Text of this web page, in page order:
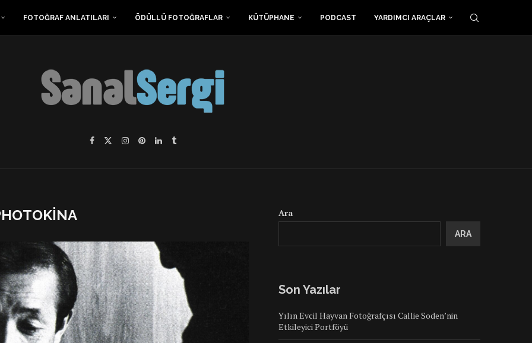
FOTOĞRAF ANLATILARI ÖDÜLLÜ FOTOĞRAFLAR KÜTÜPHANE PODCAST YARDIMCI ARAÇLAR
Ara
ARA
Son Yazılar
Yılın Evcil Hayvan Fotoğrafçısı Callie Soden’nin
Etkileyici Portföyü